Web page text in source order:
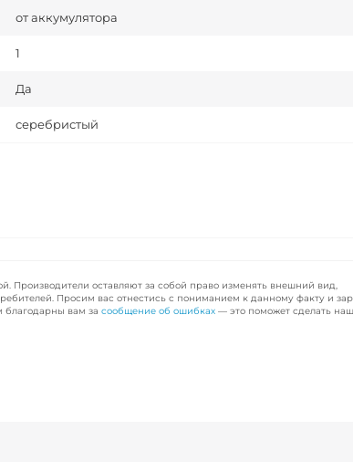
от аккумулятора
1
Да
серебристый
Производители оставляют за собой право изменять внешний вид,
Просим вас отнестись с пониманием к данному факту и
благодарны вам за сообщение об ошибках — это поможет сделать